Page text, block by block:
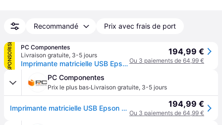
Recommandé Prix avec frais de port
SPONSORISÉ
PC Componentes
Livraison gratuite, 3-5 jours
Imprimante matricielle USB Epson TM-U220IIB avec découpeuse automatique de tickets
194,99 €
Ou 3 paiements de 64,99 €
PC Componentes
Prix le plus bas·Livraison gratuite, 3-5 jours
Imprimante matricielle USB Epson TM-U220IIB avec découpeuse automatique de tickets 194,99 €
Ou 3 paiements de 64,99 €